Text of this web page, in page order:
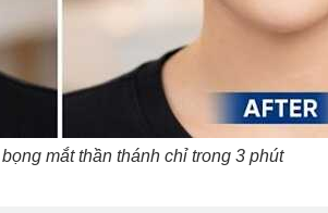
mắt thần thánh chỉ trong 3 phút